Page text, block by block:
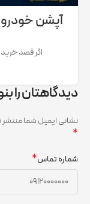
اگر قصد
دیدگاهتان را
نشانی ایمیل شما
*
شماره تماس*